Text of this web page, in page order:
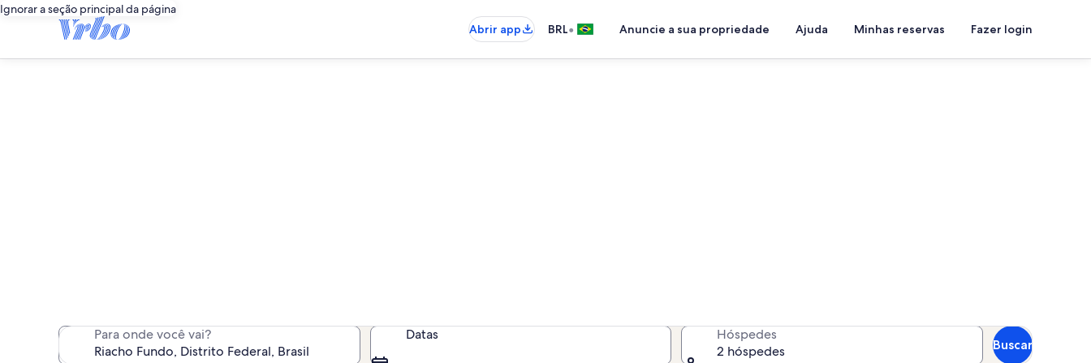
Ignorar a seção principal da página
Abrir app
BRL• Anuncie a sua propriedade Ajuda Minhas reservas Fazer login
Para onde você vai? Datas
Hóspedes
2 hóspedes
Buscar